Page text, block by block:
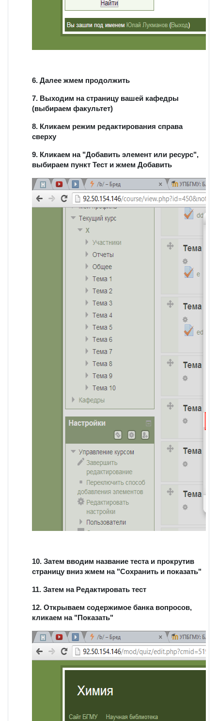
6. Далее жмем продолжить
7. Выходим на страницу вашей кафедры
(выбираем факультет)
8. Кликаем режим редактирования справа
сверху
9. Кликаем на "Добавить элемент или ресурс",
выбираем пункт Тест и жмем Добавить
10. Затем вводим название теста и прокрутив
страницу вниз жмем на "Сохранить и показать"
11. Затем на Редактировать тест
12. Открываем содержимое банка вопросов,
кликаем на "Показать"